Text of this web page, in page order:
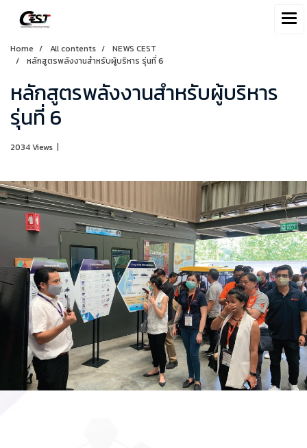
Home All contents
NEWS CEST
หลักสูตรพลังงานสำหรับผู้บริหาร รุ่นที่ 6
หลักสูตรพลังงานสำหรับผู้บริหาร
รุ่นที่ 6
2034 Views |